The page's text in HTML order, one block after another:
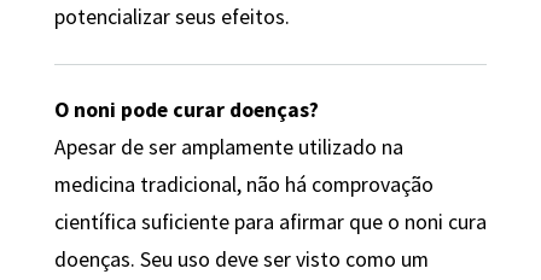
potencializar seus efeitos.
O noni pode curar doenças?
Apesar de ser amplamente utilizado na
medicina tradicional, não há comprovação
científica suficiente para afirmar que o noni cura
doenças. Seu uso deve ser visto como um